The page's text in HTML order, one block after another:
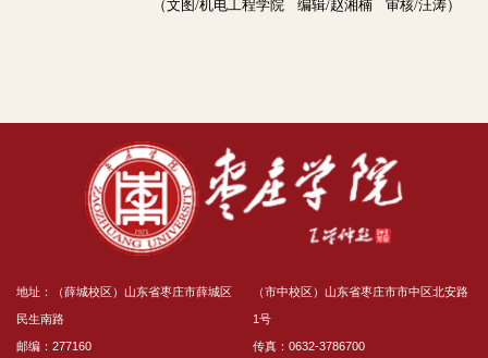
（文图/机电工程学院 编辑/赵湘楠 审核/汪涛）
地址：（薛城校区）山东省枣庄市薛城区
民生南路
邮编：277160
（市中校区）山东省枣庄市市中区北安路
1号
传真：0632-3786700